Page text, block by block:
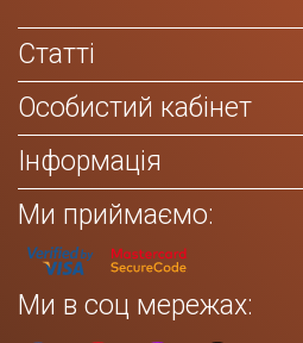
Статті
Особистий кабінет
Інформація
Ми приймаємо:
Ми в соц мережах: